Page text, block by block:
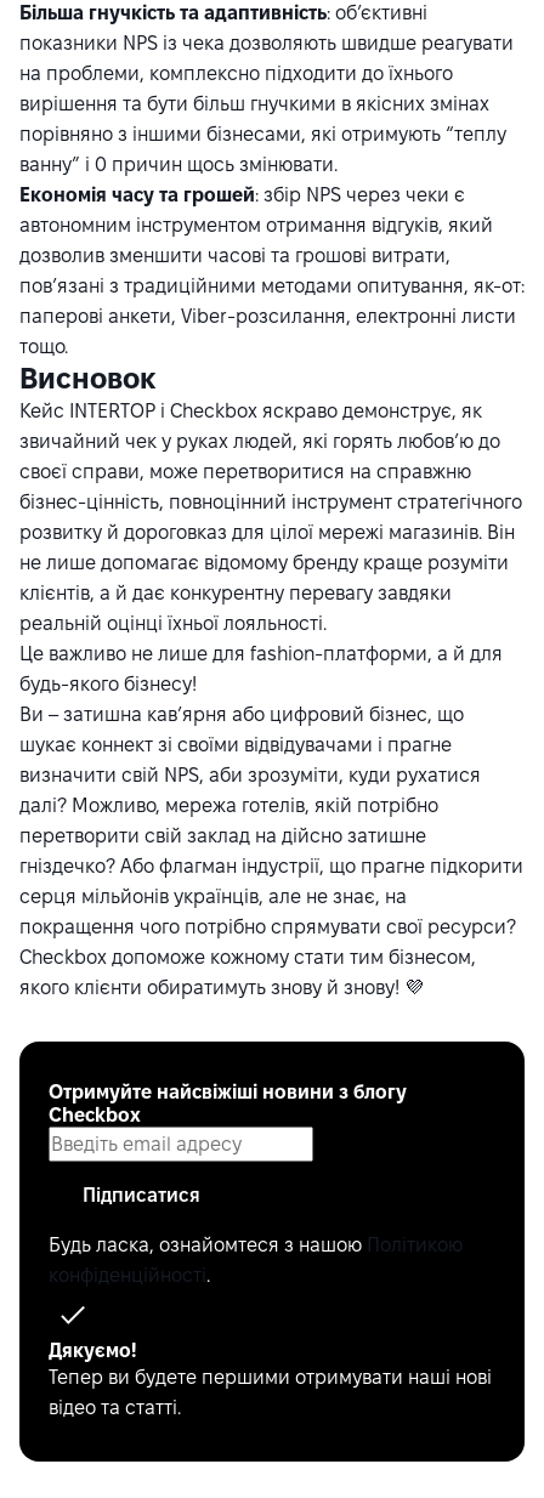
Більша гнучкість та адаптивність: об’єктивні
показники NPS із чека дозволяють швидше реагувати
на проблеми, комплексно підходити до їхнього
вирішення та бути більш гнучкими в якісних змінах
порівняно з іншими бізнесами, які отримують “теплу
ванну” і 0 причин щось змінювати.
Економія часу та грошей: збір NPS через чеки є
автономним інструментом отримання відгуків, який
дозволив зменшити часові та грошові витрати,
пов’язані з традиційними методами опитування, як-от:
паперові анкети, Viber-розсилання, електронні листи
тощо.
Висновок
Кейс INTERTOP і Checkbox яскраво демонструє, як
звичайний чек у руках людей, які горять любов’ю до
своєї справи, може перетворитися на справжню
бізнес-цінність, повноцінний інструмент стратегічного
розвитку й дороговказ для цілої мережі магазинів. Він
не лише допомагає відомому бренду краще розуміти
клієнтів, а й дає конкурентну перевагу завдяки
реальній оцінці їхньої лояльності.
Це важливо не лише для fashion-платформи, а й для
будь-якого бізнесу!
Ви – затишна кав’ярня або цифровий бізнес, що
шукає коннект зі своїми відвідувачами і прагне
визначити свій NPS, аби зрозуміти, куди рухатися
далі? Можливо, мережа готелів, якій потрібно
перетворити свій заклад на дійсно затишне
гніздечко? Або флагман індустрії, що прагне підкорити
серця мільйонів українців, але не знає, на
покращення чого потрібно спрямувати свої ресурси?
Checkbox допоможе кожному стати тим бізнесом,
якого клієнти обиратимуть знову й знову! 💜
Отримуйте найсвіжіші новини з блогу
Checkbox
Підписатися
Будь ласка, ознайомтеся з нашою Політикою
конфіденційності.
Дякуємо!
Тепер ви будете першими отримувати наші нові
відео та статті.